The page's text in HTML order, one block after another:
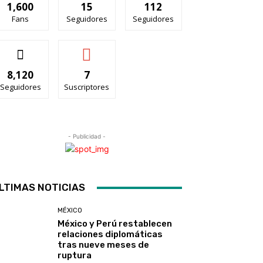
1,600
Fans
15
Seguidores
112
Seguidores
8,120
Seguidores
7
Suscriptores
- Publicidad -
NOTICIAS
MÉXICO
México y Perú restablecen
relaciones diplomáticas
tras nueve meses de
ruptura